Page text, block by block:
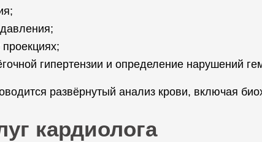
проекциях;
гипертензии и определение нарушений
развёрнутый анализ крови, включая
кардиолога